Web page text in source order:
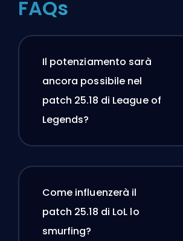
FAQs
Il potenziamento sarà
ancora possibile nel
patch 25.18 di League of
Legends?
Come influenzerà il
patch 25.18 di LoL lo
smurfing?